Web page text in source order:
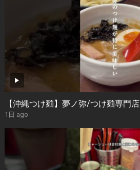
【沖縄つけ麺】夢ノ弥/つけ麺専門店
1日 ago